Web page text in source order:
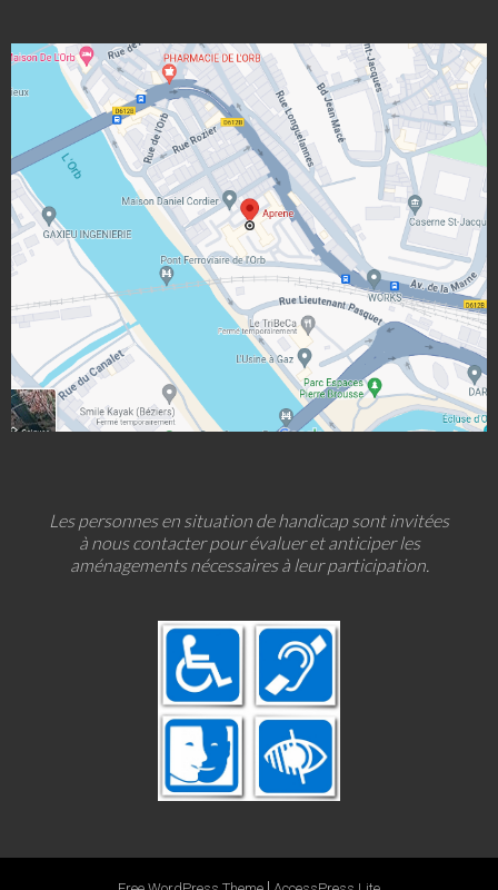
Les personnes en situation de handicap sont invitées
à nous contacter pour évaluer et anticiper les
aménagements nécessaires à leur participation.